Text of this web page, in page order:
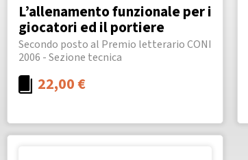
L’allenamento funzionale per i
giocatori ed il portiere
Secondo posto al Premio letterario CONI
2006 - Sezione tecnica
22,00€